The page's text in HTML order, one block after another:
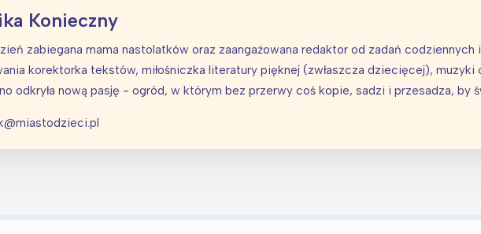
Konieczny
zabiegana mama nastolatków oraz zaangażowana redaktor od zadań
korektorka tekstów, miłośniczka literatury pięknej (zwłaszcza dziecięcej),
odkryła nową pasję - ogród, w którym bez przerwy coś kopie, sadzi i przesadza, by